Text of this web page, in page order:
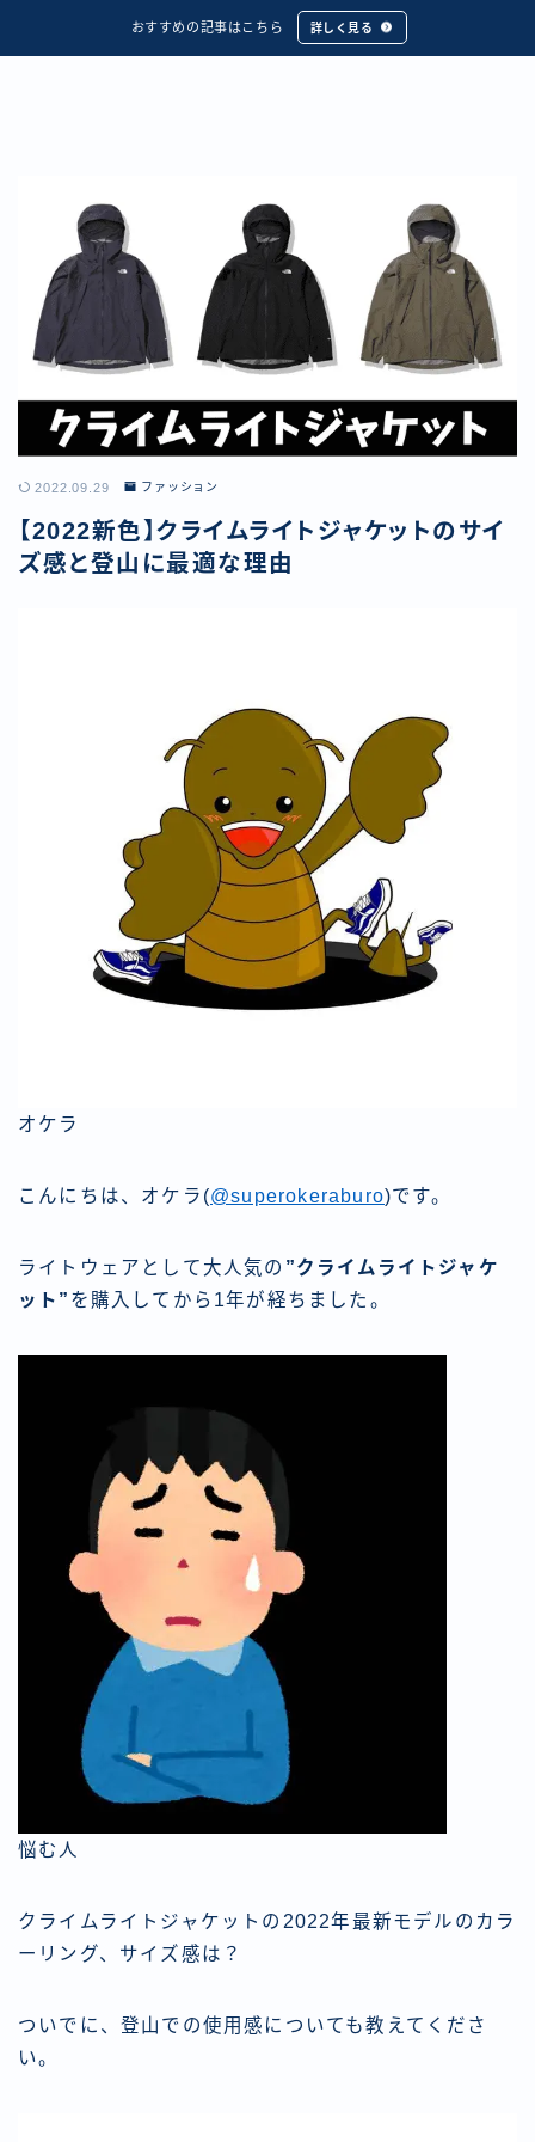
おすすめの記事はこちら 詳しく見る
2022.09.29 ファッション
【2022新色】クライムライトジャケットのサイ
ズ感と登山に最適な理由
オケラ
こんにちは、オケラ(@superokeraburo)です。
ライトウェアとして大人気の ”クライムライトジャケ
ット” を購入してから1年が経ちました。
悩む人
クライムライトジャケットの2022年最新モデルのカラ
ーリング、サイズ感は？
ついでに、登山での使用感についても教えてくださ
い。